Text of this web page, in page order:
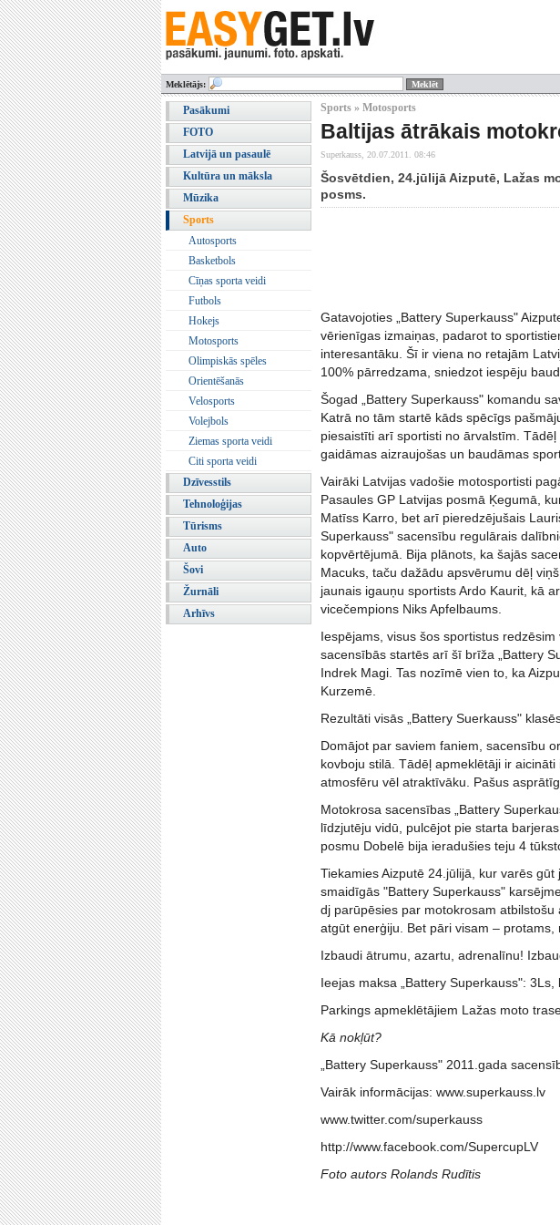
Meklētājs:
Pasākumi
FOTO
Latvijā un pasaulē
Kultūra un māksla
Mūzika
Sports
Autosports
Basketbols
Cīņas sporta veidi
Futbols
Hokejs
Motosports
Olimpiskās spēles
Orientēšanās
Velosports
Volejbols
Ziemas sporta veidi
Citi sporta veidi
Dzīvesstils
Tehnoloģijas
Tūrisms
Auto
Šovi
Žurnāli
Arhīvs
Sports » Motosports
Baltijas ātrākais
Superkauss, 20.07.2011. 08:46
Šosvētdien, 24.jūlijā Aizputē, Lažas
posms.
Gatavojoties „Battery Superkauss"
vērienīgas izmaiņas, padarot to
interesantāku. Šī ir viena no retajām
100% pārredzama, sniedzot iespēju
Šogad „Battery Superkauss" komandu
Katrā no tām startē kāds spēcīgs
piesaistīti arī sportisti no ārvalstīm.
gaidāmas aizraujošas un baudāmas
Vairāki Latvijas vadošie motosportisti
Pasaules GP Latvijas posmā Ķegumā,
Matīss Karro, bet arī pieredzējušais
Superkauss" sacensību regulārais
kopvērtējumā. Bija plānots, ka šajās
Macuks, taču dažādu apsvērumu dēļ
jaunais igauņu sportists Ardo Kaurit, kā
vicečempions Niks Apfelbaums.
Iespējams, visus šos sportistus
sacensībās startēs arī šī brīža „Battery
Indrek Magi. Tas nozīmē vien to, ka
Kurzemē.
Rezultāti visās „Battery Suerkauss"
Domājot par saviem faniem, sacensību
kovboju stilā. Tādēļ apmeklētāji ir
atmosfēru vēl atraktīvāku. Pašus
Motokrosa sacensības „Battery
līdzjutēju vidū, pulcējot pie starta
posmu Dobelē bija ieradušies teju 4
Tiekamies Aizputē 24.jūlijā, kur varēs
smaidīgās "Battery Superkauss"
dj parūpēsies par motokrosam
atgūt enerģiju. Bet pāri visam – protams,
Izbaudi ātrumu, azartu, adrenalīnu!
Ieejas maksa „Battery Superkauss":
Parkings apmeklētājiem Lažas moto
Kā nokļūt?
„Battery Superkauss" 2011.gada
Vairāk informācijas: www.superkauss.lv
www.twitter.com/superkauss
http://www.facebook.com/SupercupLV
Foto autors Rolands Rudītis